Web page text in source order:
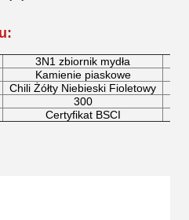
3N1 zbiornik mydła
Kamienie piaskowe
Chili Żółty Niebieski Fioletowy
300
Certyfikat BSCI